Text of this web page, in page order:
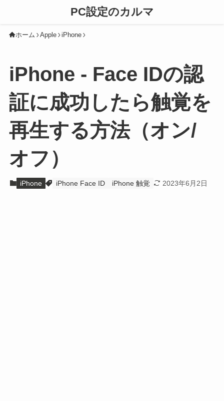
PC設定のカルマ
ホーム Apple iPhone
iPhone - Face IDの認
証に成功したら触覚を
再生する方法（オン/
オフ）
iPhone iPhone Face ID iPhone 触覚 2023年6月2日